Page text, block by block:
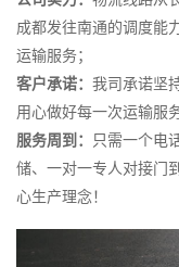
成都发往南通的调度能
运输服务；
客户承诺： 我司承诺坚
用心做好每一次运输服
服务周到：
只需一个电
储、一对一专人对接门
心生产理念！